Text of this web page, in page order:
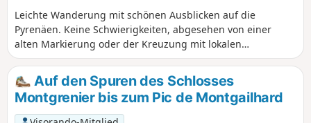
Leichte Wanderung mit schönen Ausblicken auf die
Pyrenäen. Keine Schwierigkeiten, abgesehen von einer
alten Markierung oder der Kreuzung mit lokalen
Rundwegen sowie einer Passage, die man mit GPS am
Punkt (8) suchen muss.
Auf den Spuren des Schlosses
Montgrenier bis zum Pic de Montgailhard